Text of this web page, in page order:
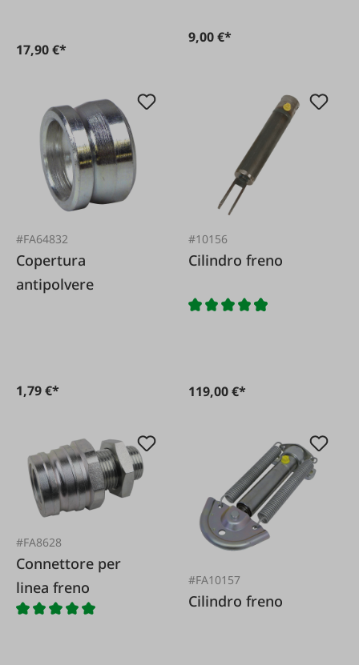
17,90 €*
9,00 €*
#FA64832
Copertura
antipolvere
1,79 €*
#10156
Cilindro freno
119,00 €*
#FA8628
Connettore per
linea freno
#FA10157
Cilindro freno